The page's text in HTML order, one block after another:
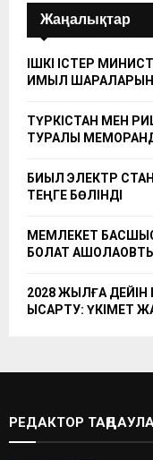
Жаңалықтар
ІШКІ ІСТЕР
ҚИМЫЛ
ТҮРКІСТАН МЕН
ТУРАЛЫ
БИЫЛ ЭЛЕКТР
ТЕҢГЕ БӨЛІНДІ
МЕМЛЕКЕТ
БОЛАТ
2028 ЖЫЛҒА
ҚЫСҚАРТУ: ҮКІМЕТ
РЕДАКТОР